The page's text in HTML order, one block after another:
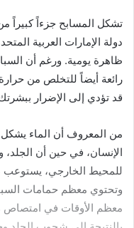
تشكل المسابح جزءاً كبيراً
دولة الإمارات العربية
ظاهرة يومية. ورغم أن
رائعة أيضاً للتخلص من
قد تؤدي إلى الإضرار
الإنسان، في حين أن
وتحتوي معظم حمامات
معظم الأوقات في امتصاص